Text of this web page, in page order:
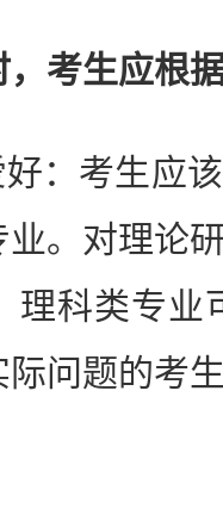
考生应根
考生应该
。对理论
理科类专业
问题的考